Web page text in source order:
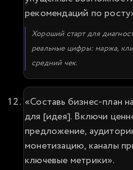
рекомендаций по
Хороший старт для
реальные цифры: маржа,
средний чек.
«Составь бизнес-план
для [идея]. Включи
предложение,
монетизацию, каналы
ключевые метрики».